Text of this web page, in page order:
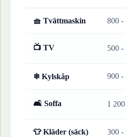
🧺 Tvättmaskin 800 -
📺 TV 500 -
❄ Kylskåp 900 -
🛋 Soffa 1
👕 Kläder (säck) 300 -